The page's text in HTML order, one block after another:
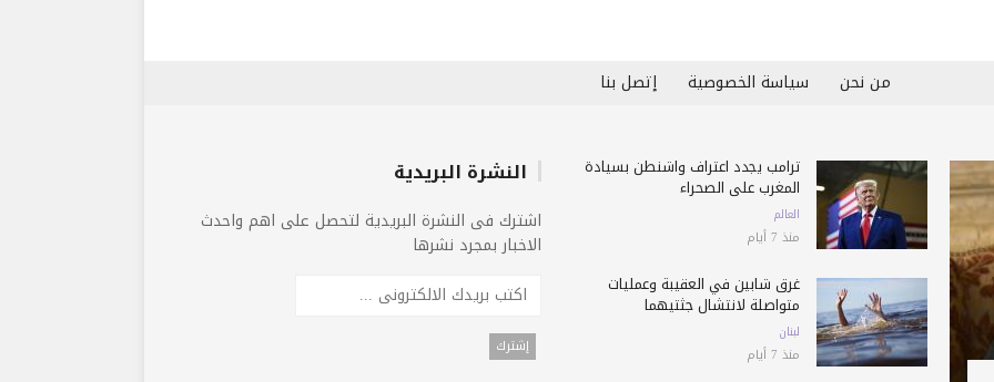
من نحن سياسة الخصوصية إتصل بنا
ترامب يجدد اعتراف واشنطن بسيادة
المغرب على الصحراء
العالم
منذ 7 أيام
غرق شابين في العقيبة وعمليات
متواصلة لانتشال جثتيهما
لبنان
منذ 7 أيام
النشرة البريدية
اشترك فى النشرة البريدية لتحصل على اهم واحدث
الاخبار بمجرد نشرها